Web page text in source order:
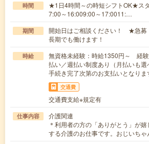
時間
★1日4時間～の時短シフトOK★ス
7:00～16:009:00～17:0011:…
期間
開始日はご相談ください！ ★急募
長期でも働けます！
時給
無資格未経験：時給1350円～ 経
払い／週払い制度あり（月払いも
手続き完了次第のお支払いとなりま
交通費
交通費支給※規定有
仕事内容
介護関連
＊利用者の方の「ありがとう」が
する介護のお仕事です。おじいち